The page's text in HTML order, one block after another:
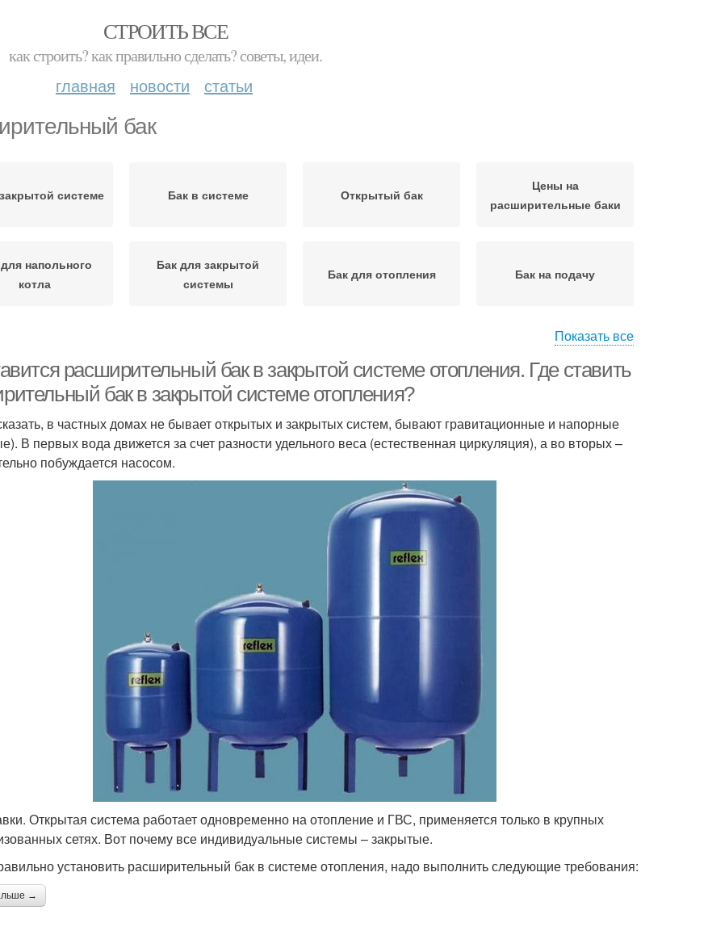
СТРОИТЬ ВСЕ
как строить? как правильно сделать? советы, идеи.
главная новости статьи
бак
системе Бак в системе Открытый бак
Цены на
расширительные баки
напольного
котла
Бак для закрытой
системы
Бак для отопления Бак на подачу
Показать все
расширительный бак в закрытой системе отопления. Где ставить
бак в закрытой системе отопления?
в частных домах не бывает открытых и закрытых систем, бывают гравитационные и напорные
В первых вода движется за счет разности удельного веса (естественная циркуляция), а во вторых –
побуждается насосом.
Открытая система работает одновременно на отопление и ГВС, применяется только в крупных
сетях. Вот почему все индивидуальные системы – закрытые.
установить расширительный бак в системе отопления, надо выполнить следующие требования:
→